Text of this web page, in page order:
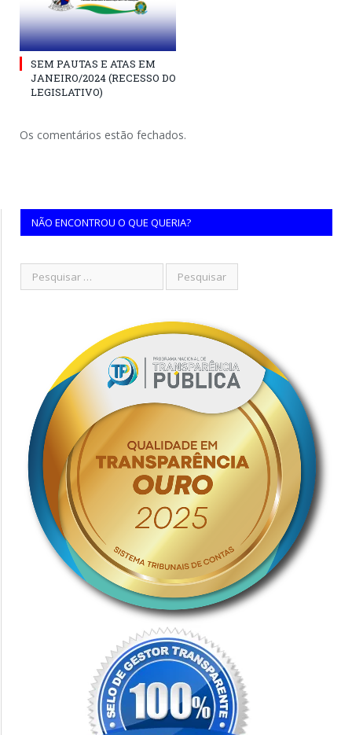
SEM PAUTAS E ATAS EM
JANEIRO/2024 (RECESSO DO
LEGISLATIVO)
Os comentários estão fechados.
NÃO ENCONTROU O QUE QUERIA?